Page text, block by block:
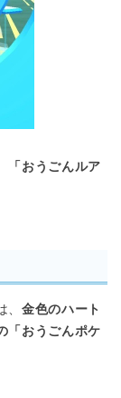
「おうごんルア
、 金色のハート
「おうごんポケ